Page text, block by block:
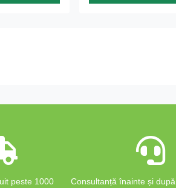
peste 1000
Consultanță înainte și